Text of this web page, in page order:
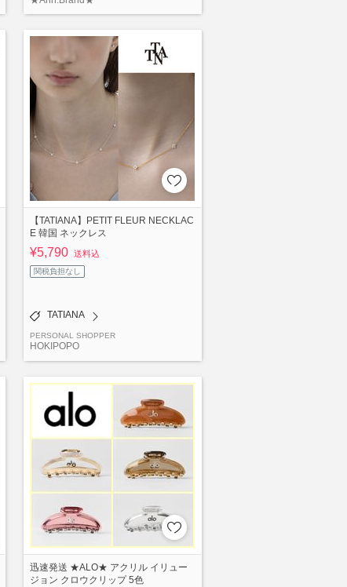
【TATIANA】PETIT FLEUR NECKLAC
E 韓国 ネックレス
¥5,790 送料込
関税負担なし
TATIANA
PERSONAL SHOPPER
HOKIPOPO
迅速発送 ★ALO★ アクリル イリュー
ジョン クロウクリップ 5色